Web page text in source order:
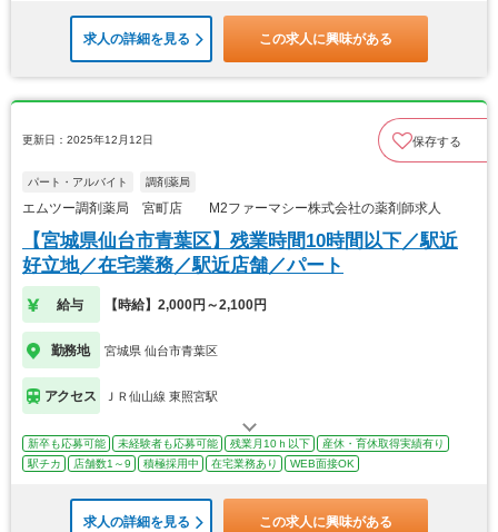
求人の詳細を見る この求人に興味がある
更新日：2025年12月12日 保存する
パート・アルバイト 調剤薬局
エムツー調剤薬局 宮町店 M2ファーマシー株式会社の薬剤師求人
【宮城県仙台市青葉区】残業時間10時間以下／駅近
好立地／在宅業務／駅近店舗／パート
給与 【時給】2,000円～2,100円
勤務地 宮城県 仙台市青葉区
アクセス ＪＲ仙山線 東照宮駅
新卒も応募可能 未経験者も応募可能 残業月10ｈ以下
産休・育休取得実績有り
駅チカ
店舗数1～9 積極採用中 在宅業務あり WEB面接OK
求人の詳細を見る この求人に興味がある